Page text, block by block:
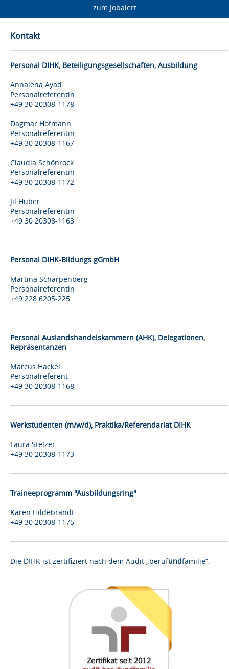
zum Jobalert
Kontakt
Personal DIHK, Beteiligungsgesellschaften, Ausbildung
Annalena Ayad
Personalreferentin
+49 30 20308-1178
Dagmar Hofmann
Personalreferentin
+49 30 20308-1167
Claudia Schönrock
Personalreferentin
+49 30 20308-1172
Jil Huber
Personalreferentin
+49 30 20308-1163
Personal DIHK-Bildungs gGmbH
Martina Scharpenberg
Personalreferentin
+49 228 6205-225
Personal Auslandshandelskammern (AHK), Delegationen,
Repräsentanzen
Marcus Hackel
Personalreferent
+49 30 20308-1168
Werkstudenten (m/w/d), Praktika/Referendariat DIHK
Laura Stelzer
+49 30 20308-1173
Traineeprogramm "Ausbildungsring"
Karen Hildebrandt
+49 30 20308-1175
Die DIHK ist zertifiziert nach dem Audit „berufundfamilie“.